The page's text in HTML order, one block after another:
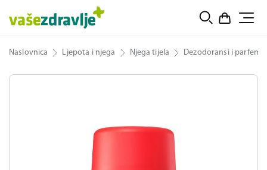
Naslovnica Ljepota i njega Njega tijela Dezodoransi i parfemi